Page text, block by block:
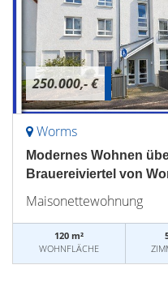
250.000,- €
Worms
Modernes Wohnen
Brauereiviertel von
Maisonettewohnung
120 m²
WOHNFLÄCHE